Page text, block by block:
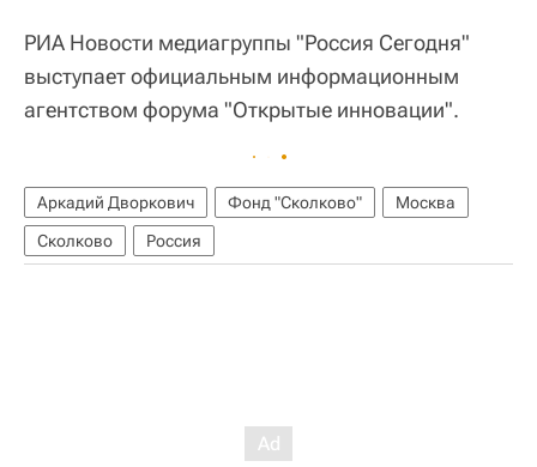
РИА Новости медиагруппы "Россия Сегодня"
выступает официальным информационным
агентством форума "Открытые инновации".
Аркадий Дворкович Фонд "Сколково"
Москва
Сколково
Россия